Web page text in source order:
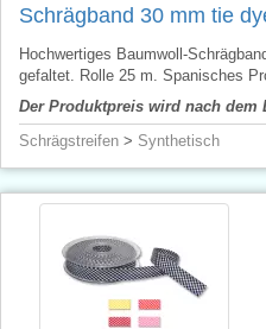
Schrägband 30 mm tie
Hochwertiges Baumwoll-
gefaltet. Rolle 25 m. Spanisches
Der Produktpreis wird nach dem
Schrägstreifen > Synthetisch